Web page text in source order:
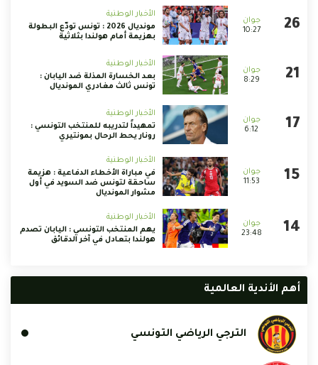
10:27
الأخبار الوطنية
مونديال 2026 : تونس تودّع البطولة
بهزيمة أمام هولندا بثلاثية
8:29
الأخبار الوطنية
بعد الخسارة المذلة ضد اليابان :
تونس ثالث مغادري المونديال
6:12
الأخبار الوطنية
تمهيداً لتدريبه للمنتخب التونسي :
رونار يحط الرحال بمونتيري
11:53
الأخبار الوطنية
في مباراة الأخطاء الدفاعية : هزيمة
ساحقة لتونس ضد السويد في أول
مشوار المونديال
23:48
الأخبار الوطنية
يهم المنتخب التونسي : اليابان تصدم
هولندا بتعادل في آخر الدقائق
أهم الأندية العالمية
الترجي الرياضي التونسي